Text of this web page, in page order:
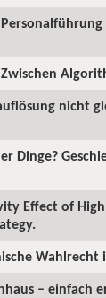
nicht
Dinge?
Effect of
– einfach